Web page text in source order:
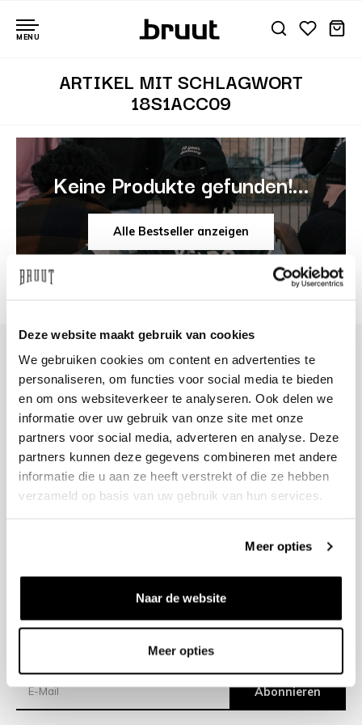
Deze website maakt gebruik van cookies
We gebruiken cookies om content en advertenties te
personaliseren, om functies voor social media te bieden
en om ons websiteverkeer te analyseren. Ook delen we
informatie over uw gebruik van onze site met onze
partners voor social media, adverteren en analyse. Deze
partners kunnen deze gegevens combineren met andere
informatie die u aan ze heeft verstrekt of die ze hebben
verzameld op basis van uw gebruik van hun services.
Meer opties
Naar de website
Meer opties
MENU
ARTIKEL MIT SCHLAGWORT
18S1ACC09
Keine Produkte gefunden!...
Alle Bestseller anzeigen
+31 23 205 2006
info@bruut.nl
Kontakt Formular
Öffnen 11:00 - 21:00
ÖFFNUNGSZEITEN ANZEIGEN
Versand
Abonnieren